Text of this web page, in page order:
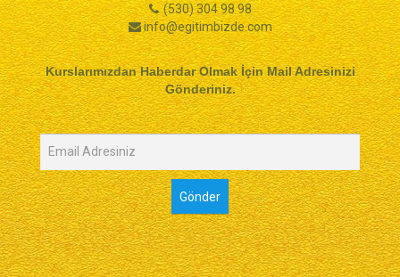
(530) 304 98 98
info@egitimbizde.com
Kurslarımızdan Haberdar Olmak İçin Mail Adresinizi
Gönderiniz.